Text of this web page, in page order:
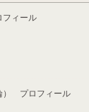
ィール
） プロフィール